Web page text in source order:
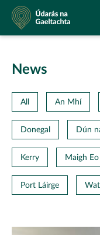
Údarás
na
Gaeltachta
News
All An Mhí
Donegal Dún
Kerry Maigh Eo
Port Láirge